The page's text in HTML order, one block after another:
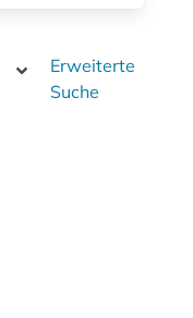
Erweiterte
Suche